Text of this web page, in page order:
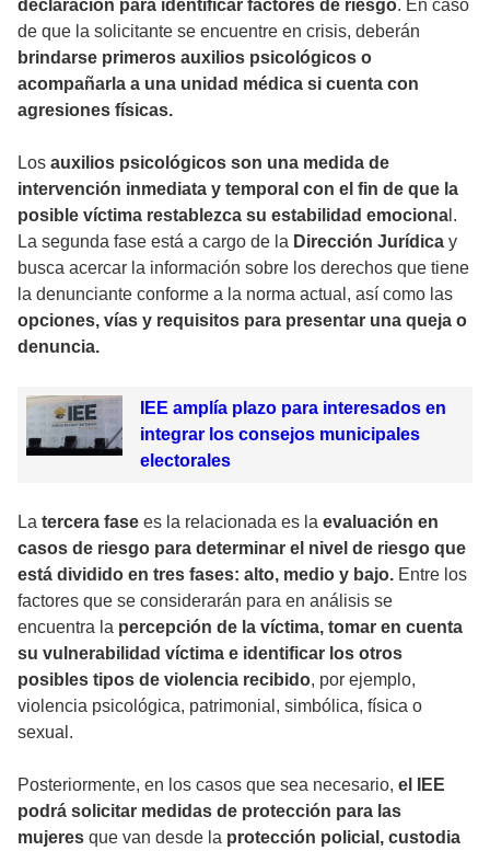
declaración para identificar factores de riesgo. En caso
de que la solicitante se encuentre en crisis, deberán
brindarse primeros auxilios psicológicos o
acompañarla a una unidad médica si cuenta con
agresiones físicas.
Los auxilios psicológicos son una medida de
intervención inmediata y temporal con el fin de que la
posible víctima restablezca su estabilidad emociona l.
La segunda fase está a cargo de la Dirección Jurídica y
busca acercar la información sobre los derechos que tiene
la denunciante conforme a la norma actual, así como las
opciones, vías y requisitos para presentar una queja o
denuncia.
IEE amplía plazo para interesados en
integrar los consejos municipales
electorales
La tercera fase es la relacionada es la evaluación en
casos de riesgo para determinar el nivel de riesgo que
está dividido en tres fases: alto, medio y bajo. Entre los
factores que se considerarán para en análisis se
encuentra la percepción de la víctima, tomar en cuenta
su vulnerabilidad víctima e identificar los otros
posibles tipos de violencia recibido, por ejemplo,
violencia psicológica, patrimonial, simbólica, física o
sexual.
Posteriormente, en los casos que sea necesario, el IEE
podrá solicitar medidas de protección para las
mujeres que van desde la protección policial, custodia